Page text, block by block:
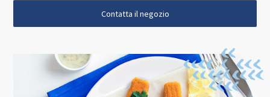
Contatta il negozio